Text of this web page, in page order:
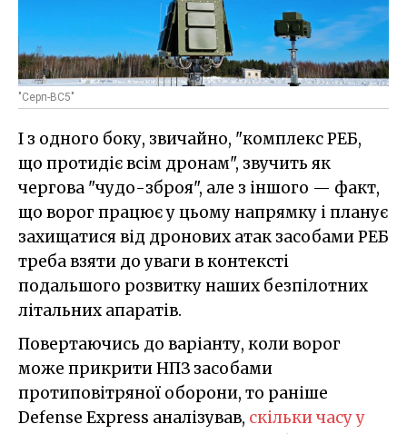
"Серп-ВС5"
І з одного боку, звичайно, "комплекс РЕБ,
що протидіє всім дронам", звучить як
чергова "чудо-зброя", але з іншого — факт,
що ворог працює у цьому напрямку і планує
захищатися від дронових атак засобами РЕБ
треба взяти до уваги в контексті
подальшого розвитку наших безпілотних
літальних апаратів.
Повертаючись до варіанту, коли ворог
може прикрити НПЗ засобами
протиповітряної оборони, то раніше
Defense Express аналізував, скільки часу у